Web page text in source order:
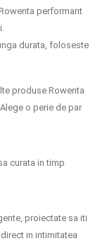
performant
durata, foloseste
produse Rowenta
o perie de par
curata in timp
proiectate sa iti
in intimitatea